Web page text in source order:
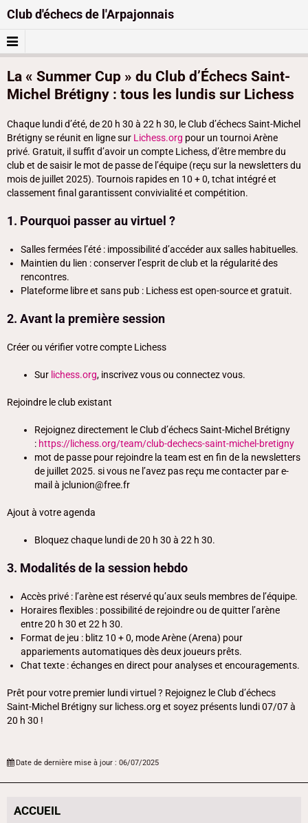
Club d'échecs de l'Arpajonnais
La « Summer Cup » du Club d’Échecs Saint-
Michel Brétigny : tous les lundis sur Lichess
Chaque lundi d’été, de 20 h 30 à 22 h 30, le Club d’échecs Saint-Michel
Brétigny se réunit en ligne sur Lichess.org pour un tournoi Arène
privé. Gratuit, il suffit d’avoir un compte Lichess, d’être membre du
club et de saisir le mot de passe de l’équipe (reçu sur la newsletters du
mois de juillet 2025). Tournois rapides en 10 + 0, tchat intégré et
classement final garantissent convivialité et compétition.
1. Pourquoi passer au virtuel ?
Salles fermées l’été : impossibilité d’accéder aux salles habituelles.
Maintien du lien : conserver l’esprit de club et la régularité des
rencontres.
Plateforme libre et sans pub : Lichess est open-source et gratuit.
2. Avant la première session
Créer ou vérifier votre compte Lichess
Sur lichess.org, inscrivez vous ou connectez vous.
Rejoindre le club existant
Rejoignez directement le Club d’échecs Saint-Michel Brétigny
: https://lichess.org/team/club-dechecs-saint-michel-bretigny
mot de passe pour rejoindre la team est en fin de la newsletters
de juillet 2025. si vous ne l’avez pas reçu me contacter par e-
mail à jclunion@free.fr
Ajout à votre agenda
Bloquez chaque lundi de 20 h 30 à 22 h 30.
3. Modalités de la session hebdo
Accès privé : l’arène est réservé qu’aux seuls membres de l’équipe.
Horaires flexibles : possibilité de rejoindre ou de quitter l’arène
entre 20 h 30 et 22 h 30.
Format de jeu : blitz 10 + 0, mode Arène (Arena) pour
appariements automatiques dès deux joueurs prêts.
Chat texte : échanges en direct pour analyses et encouragements.
Prêt pour votre premier lundi virtuel ? Rejoignez le Club d’échecs
Saint-Michel Brétigny sur lichess.org et soyez présents lundi 07/07 à
20 h 30 !
Date de dernière mise à jour : 06/07/2025
ACCUEIL